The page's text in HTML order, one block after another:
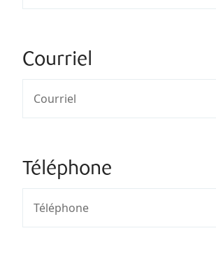
Courriel
Téléphone